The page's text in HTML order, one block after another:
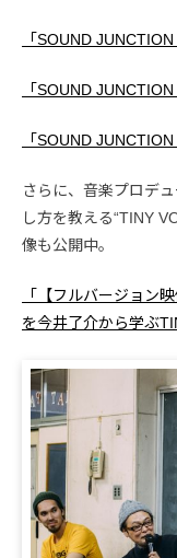
「SOUND
「SOUND
「SOUND
さらに、音楽プロデ
し方を教える“TINY
像も公開中。
「【フルバージョン
を今井了介から学ぶ